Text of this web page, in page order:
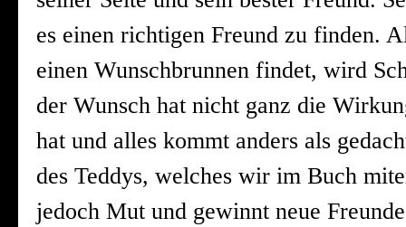
es einen richtigen Freund zu finden.
einen Wunschbrunnen findet, wird
der Wunsch hat nicht ganz die
hat und alles kommt anders als
des Teddys, welches wir im Buch
jedoch Mut und gewinnt neue